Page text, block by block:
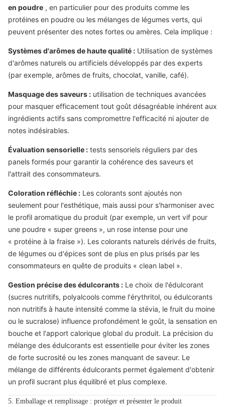
en poudre , en particulier pour des produits comme les
protéines en poudre ou les mélanges de légumes verts, qui
peuvent présenter des notes fortes ou amères. Cela implique :
Systèmes d'arômes de haute qualité : Utilisation de systèmes
d'arômes naturels ou artificiels développés par des experts
(par exemple, arômes de fruits, chocolat, vanille, café).
Masquage des saveurs : utilisation de techniques avancées
pour masquer efficacement tout goût désagréable inhérent aux
ingrédients actifs sans compromettre l'efficacité ni ajouter de
notes indésirables.
Évaluation sensorielle : tests sensoriels réguliers par des
panels formés pour garantir la cohérence des saveurs et
l'attrait des consommateurs.
Coloration réfléchie : Les colorants sont ajoutés non
seulement pour l'esthétique, mais aussi pour s'harmoniser avec
le profil aromatique du produit (par exemple, un vert vif pour
une poudre « super greens », un rose intense pour une
« protéine à la fraise »). Les colorants naturels dérivés de fruits,
de légumes ou d'épices sont de plus en plus prisés par les
consommateurs en quête de produits « clean label ».
Gestion précise des édulcorants : Le choix de l'édulcorant
(sucres nutritifs, polyalcools comme l'érythritol, ou édulcorants
non nutritifs à haute intensité comme la stévia, le fruit du moine
ou le sucralose) influence profondément le goût, la sensation en
bouche et l'apport calorique global du produit. La précision du
mélange des édulcorants est essentielle pour éviter les zones
de forte sucrosité ou les zones manquant de saveur. Le
mélange de différents édulcorants permet également d'obtenir
un profil sucrant plus équilibré et plus complexe.
5. Emballage et remplissage : protéger et présenter le produit